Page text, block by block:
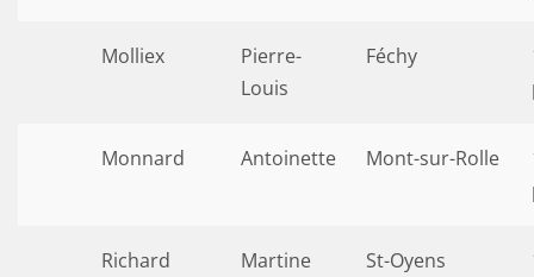
Molliex
Pierre-
Louis
Féchy
Monnard Antoinette Mont-sur-Rolle
Richard Martine St-Oyens